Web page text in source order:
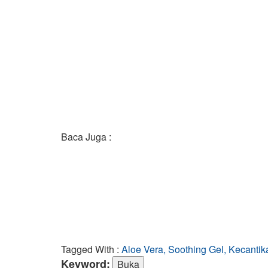
Baca Juga :
Tagged With : Aloe Vera, Soothing Gel,
Keyword: